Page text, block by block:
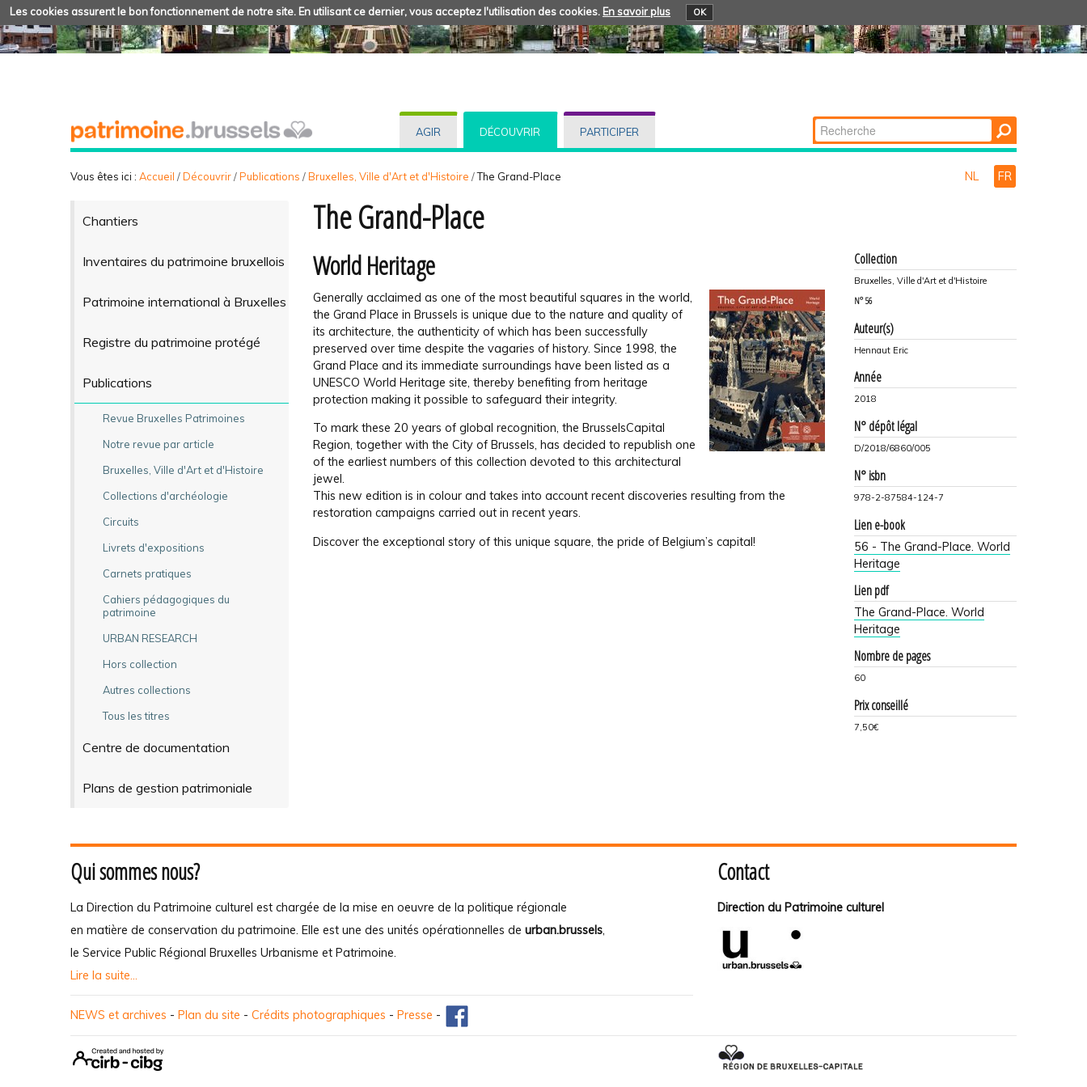
Les cookies assurent le bon fonctionnement de notre site. En utilisant ce dernier, vous acceptez l'utilisation des cookies. En savoir plus OK
AGIR DÉCOUVRIR PARTICIPER Chercher par
Recherche
Vous êtes ici : Accueil /Découvrir/Publications /Bruxelles, Ville d'Art et d'Histoire /The Grand-Place NL FR
Chantiers
Inventaires du patrimoine bruxellois
Patrimoine international à Bruxelles
Registre du patrimoine protégé
Publications
Revue Bruxelles Patrimoines
Notre revue par article
Bruxelles, Ville d'Art et d'Histoire
Collections d'archéologie
Circuits
Livrets d'expositions
Carnets pratiques
Cahiers pédagogiques du
patrimoine
URBAN RESEARCH
Hors collection
Autres collections
Tous les titres
Centre de documentation
Plans de gestion patrimoniale
The Grand-Place
World Heritage
Generally acclaimed as one of the most beautiful squares in the world,
the Grand Place in Brus­sels is unique due to the nature and quality of
its architecture, the authenticity of which has been successfully
preserved over time despite the vagaries of history. Since 1998, the
Grand Place and its immediate surroundings have been listed as a
UNESCO World Heritage site, thereby bene­fiting from heritage
protection making it possible to safeguard their integrity.
To mark these 20 years of global recognition, the Brussels­Capital
Region, together with the City of Brussels, has decided to republish one
of the earliest numbers of this collection devoted to this architectural
jewel.
This new edition is in colour and takes into account recent discoveries result­ing from the
restoration campaigns carried out in recent years.
Discover the exceptional story of this unique square, the pride of Belgium’s capital!
Collection
Bruxelles, Ville d'Art et d'Histoire
N° 56
Auteur(s)
Hennaut Eric
Année
2018
N° dépôt légal
D/2018/6860/005
N° isbn
978-2-87584-124-7
Lien e-book
56 - The Grand-Place. World
Heritage
Lien pdf
The Grand-Place. World
Heritage
Nombre de pages
60
Prix conseillé
7,50€
Qui sommes nous?
La Direction du Patrimoine culturel est chargée de la mise en oeuvre de la politique régionale
en matière de conservation du patrimoine. Elle est une des unités opérationnelles de urban.brussels,
le Service Public Régional Bruxelles Urbanisme et Patrimoine.
Lire la suite...
Contact
Direction du Patrimoine culturel
NEWS et archives - Plan du site - Crédits photographiques - Presse -